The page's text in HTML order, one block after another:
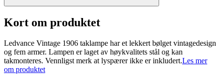
Kort om produktet
Ledvance Vintage 1906 taklampe har et lekkert bølget vintagedesign
og fem armer. Lampen er laget av høykvalitets stål og kan
takmonteres. Vennligst merk at lyspærer ikke er inkludert.Les mer
om produktet